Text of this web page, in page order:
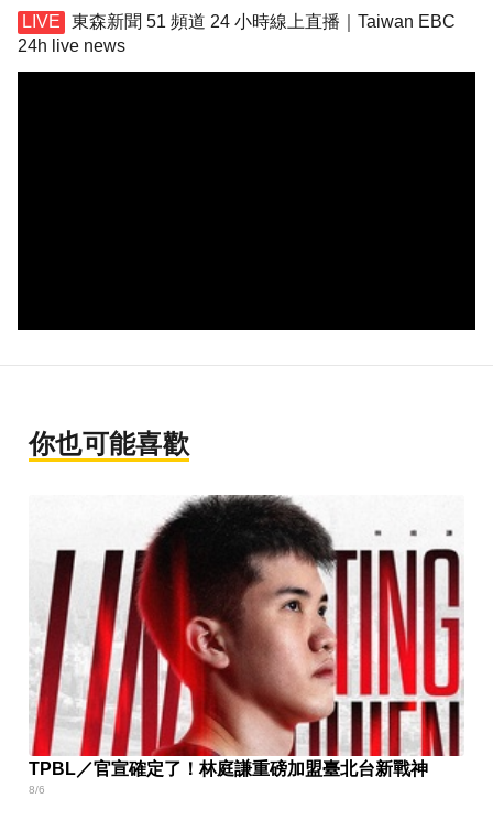
東森新聞 51 頻道 24 小時線上直播｜Taiwan EBC
24h live news
你也可能喜歡
TPBL／官宣確定了！林庭謙重磅加盟臺北台新戰神
8/6